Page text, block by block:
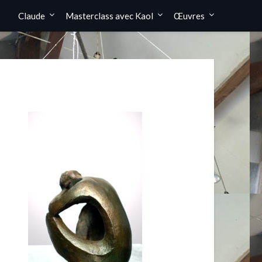
Claude Masterclass avec Kaol Œuvres